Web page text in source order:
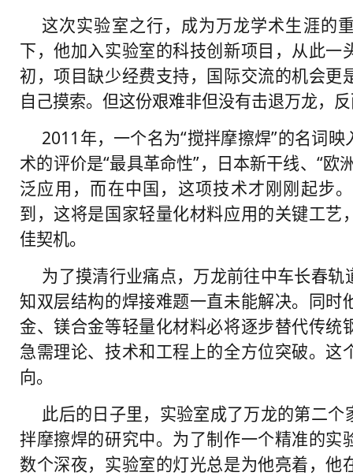
这次实验室之行，成为万龙学术生涯的
下，他加入实验室的科技创新项目，从此一
初，项目缺少经费支持，国际交流的机会更
自己摸索。但这份艰难非但没有击退万龙，
2011年，一个名为“搅拌摩擦焊”的名词
术的评价是“最具革命性”，日本新干线、“欧
泛应用，而在中国，这项技术才刚刚起步
到，这将是国家轻量化材料应用的关键工艺
佳契机。
为了摸清行业痛点，万龙前往中车长春
知双层结构的焊接难题一直未能解决。同时
金、镁合金等轻量化材料必将逐步替代传统
急需理论、技术和工程上的全方位突破。这
向。
此后的日子里，实验室成了万龙的第二
拌摩擦焊的研究中。为了制作一个精准的实
数个深夜，实验室的灯光总是为他亮着，他